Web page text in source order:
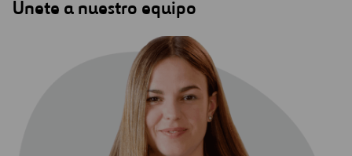
Únete a nuestro equipo